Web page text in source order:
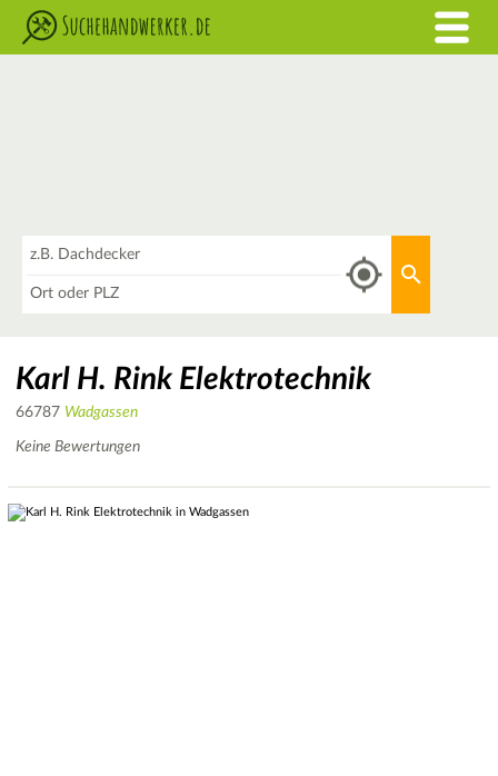
Karl H. Rink Elektrotechnik
66787 Wadgassen
Keine Bewertungen